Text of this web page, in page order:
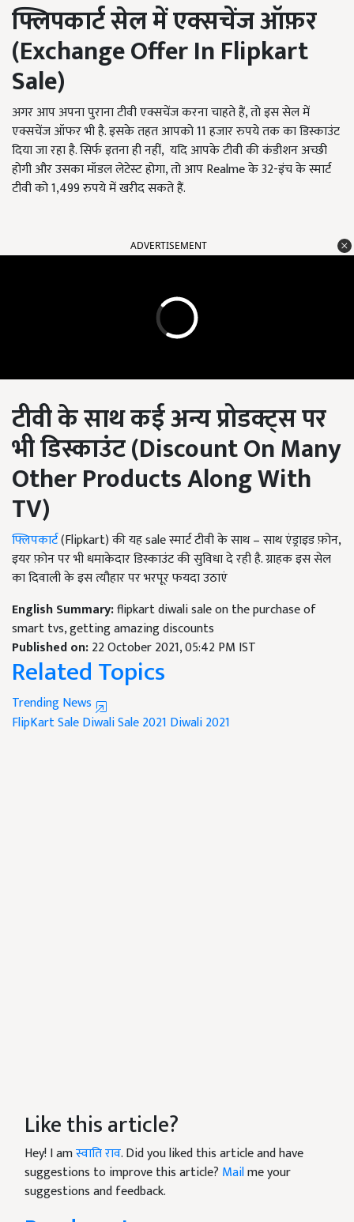
फ्लिपकार्टसेलमें एक्सचेंज ऑफ़र
(Exchange Offer In Flipkart
Sale)
अगर आप अपना पुराना टीवी एक्सचेंज करना चाहते हैं, तो इस सेल में
एक्सचेंज ऑफर भी है. इसके तहत आपको 11 हजार रुपये तक का डिस्काउंट
दिया जा रहा है. सिर्फ इतना ही नहीं, यदि आपके टीवी की कंडीशन अच्छी
होगी और उसका मॉडल लेटेस्ट होगा, तो आप Realme के 32-इंच के स्मार्ट
टीवी को 1,499 रुपये में खरीद सकते हैं.
ADVERTISEMENT
टीवी के साथ कई अन्य प्रोडक्ट्स पर
भी डिस्काउंट (Discount On Many
Other Products Along With
TV)
फ्लिपकार्ट(Flipkart) की यह sale स्मार्ट टीवी के साथ – साथ एंड्राइड फ़ोन,
इयर फ़ोन पर भी धमाकेदार डिस्काउंट की सुविधा दे रही है. ग्राहक इस सेल
का दिवाली के इस त्यौहार पर भरपूर फयदा उठाएं
English Summary:flipkart diwali sale on the purchase of
smart tvs, getting amazing discounts
Published on:22 October 2021, 05:42 PM IST
Related Topics
Trending News
FlipKart SaleDiwali Sale 2021 Diwali 2021
Like this article?
Hey! I amस्वाति राव. Did you liked this article and have
suggestions to improve this article? Mailme your
suggestions and feedback.